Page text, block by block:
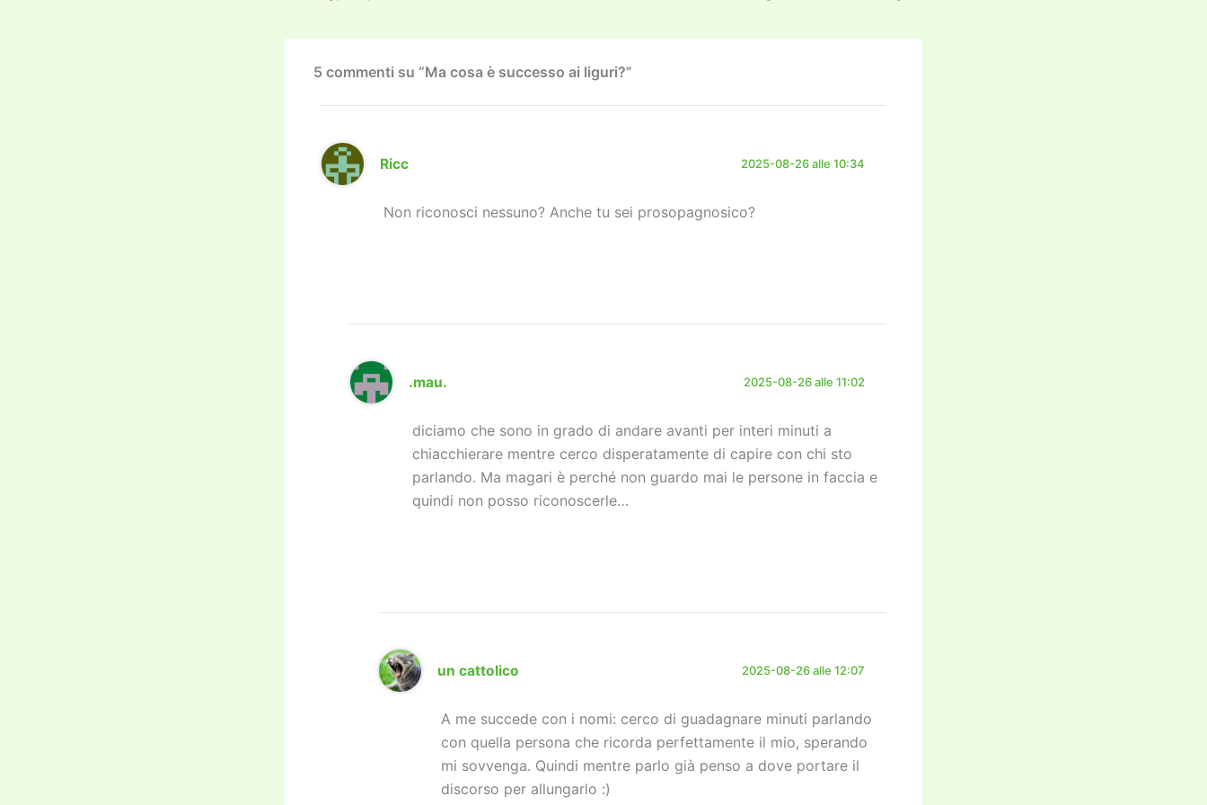
o
k
n
k
5 commenti su “Ma cosa è successo ai liguri?”
Ricc 2025-08-26 alle 10:34
Non riconosci nessuno? Anche tu sei prosopagnosico?
.mau. 2025-08-26 alle 11:02
diciamo che sono in grado di andare avanti per interi minuti a
chiacchierare mentre cerco disperatamente di capire con chi sto
parlando. Ma magari è perché non guardo mai le persone in faccia e
quindi non posso riconoscerle…
un cattolico 2025-08-26 alle 12:07
A me succede con i nomi: cerco di guadagnare minuti parlando
con quella persona che ricorda perfettamente il mio, sperando
mi sovvenga. Quindi mentre parlo già penso a dove portare il
discorso per allungarlo :)